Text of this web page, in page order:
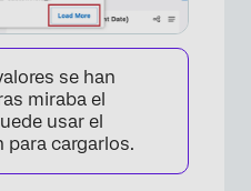
se han
miraba el
usar el
para cargarlos.